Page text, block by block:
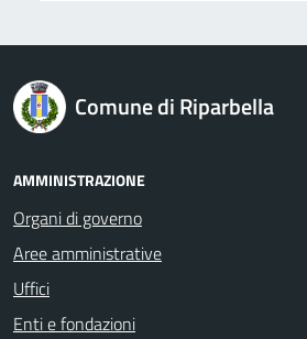
logo Unione Europea
Comune di Riparbella
AMMINISTRAZIONE
Organi di governo
Aree amministrative
Uffici
Enti e fondazioni